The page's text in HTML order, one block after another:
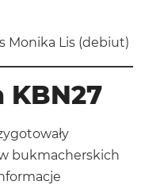
Monika Lis (debiut)
KBN27
bukmacherskich